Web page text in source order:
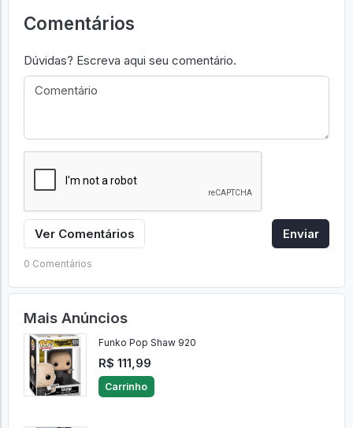
Comentários
Dúvidas? Escreva aqui seu comentário.
Ver Comentários Enviar
0 Comentários
Mais Anúncios
Funko Pop Shaw 920
R$ 111,99
Carrinho